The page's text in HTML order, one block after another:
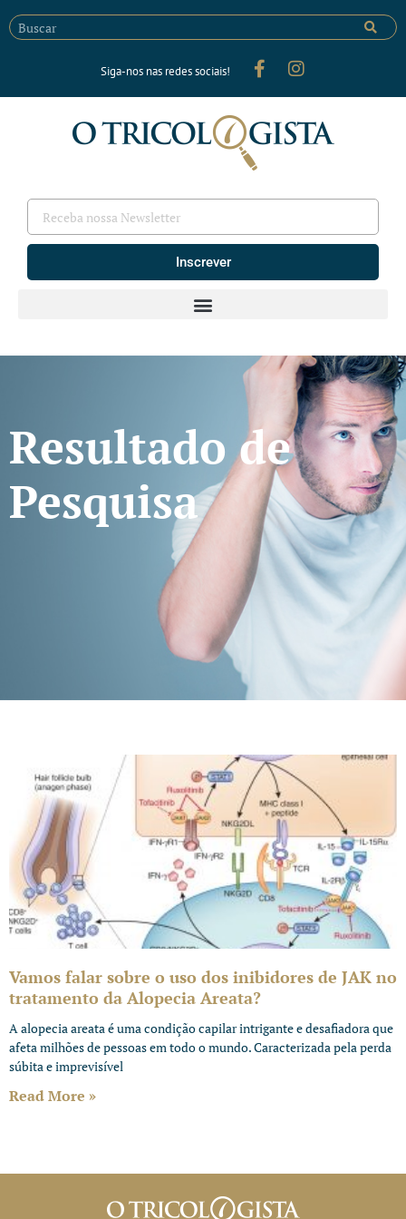
Siga-nos nas redes sociais!
Inscrever
Resultado de
Pesquisa
Vamos falar sobre o uso dos inibidores de JAK no
tratamento da Alopecia Areata?
A alopecia areata é uma condição capilar intrigante e desafiadora que
afeta milhões de pessoas em todo o mundo. Caracterizada pela perda
súbita e imprevisível
Read More »